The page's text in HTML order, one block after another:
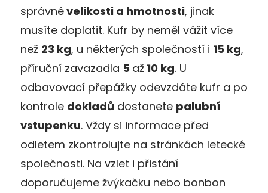
správnévelikosti a hmotnosti, jinak
musíte doplatit. Kufr by neměl vážit více
než 23 kg, u některých společností i 15 kg,
příruční zavazadla 5 až 10 kg. U
odbavovací přepážky odevzdáte kufr a po
kontrole dokladů dostanete palubní
vstupenku. Vždy si informace před
odletem zkontrolujte na stránkách letecké
společnosti. Na vzlet i přistání
doporučujeme žvýkačku nebo bonbon